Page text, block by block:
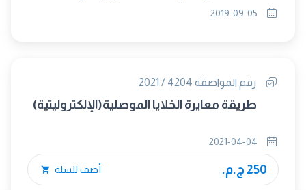
8268/2019)
رقم المواصفة 4204 / 2021
طريقة معايرة الخلايا الموصلية(الإلكتروليتية)
250 ج.م. أضف للسلة